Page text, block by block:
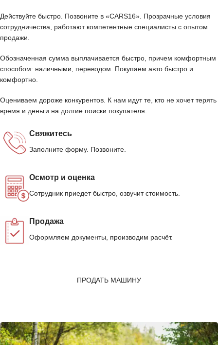
Действуйте быстро. Позвоните в «CARS16». Прозрачные условия
сотрудничества, работают компетентные специалисты с опытом
продажи.
Обозначенная сумма выплачивается быстро, причем комфортным
способом: наличными, переводом. Покупаем авто быстро и
комфортно.
Оцениваем дороже конкурентов. К нам идут те, кто не хочет терять
время и деньги на долгие поиски покупателя.
Свяжитесь
Заполните форму. Позвоните.
Осмотр и оценка
Сотрудник приедет быстро, озвучит стоимость.
Продажа
Оформляем документы, производим расчёт.
ПРОДАТЬ МАШИНУ